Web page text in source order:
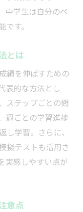
中学生は自分のペ
す。
とは
績を伸ばすための
表的な方法とし
ステップごとの問
週ごとの学習進捗
し学習。さらに、
擬テストも活用さ
実感しやすい点が
意点